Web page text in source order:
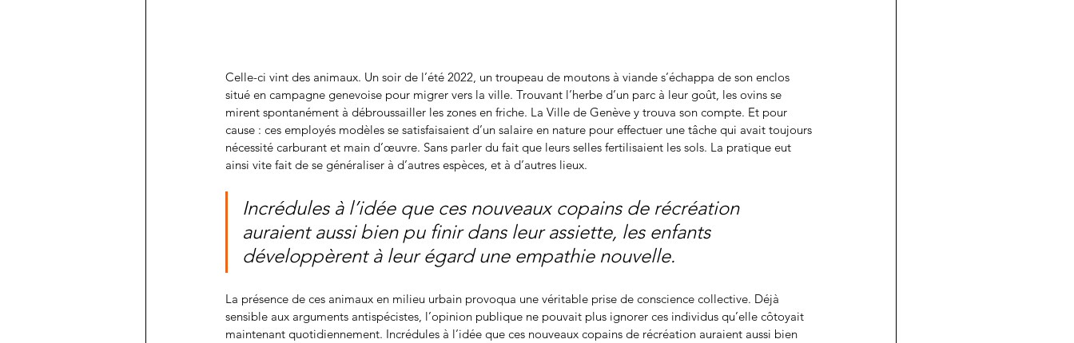
Celle-ci vint des animaux. Un soir de l’été 2022, un troupeau de moutons à viande s’échappa de son enclos
situé en campagne genevoise pour migrer vers la ville. Trouvant l’herbe d’un parc à leur goût, les ovins se
mirent spontanément à débroussailler les zones en friche. La Ville de Genève y trouva son compte. Et pour
cause : ces employés modèles se satisfaisaient d’un salaire en nature pour effectuer une tâche qui avait toujours
nécessité carburant et main d’œuvre. Sans parler du fait que leurs selles fertilisaient les sols. La pratique eut
ainsi vite fait de se généraliser à d’autres espèces, et à d’autres lieux.
Incrédules à l’idée que ces nouveaux copains de récréation
auraient aussi bien pu finir dans leur assiette, les enfants
développèrent à leur égard une empathie nouvelle.
La présence de ces animaux en milieu urbain provoqua une véritable prise de conscience collective. Déjà
sensible aux arguments antispécistes, l’opinion publique ne pouvait plus ignorer ces individus qu’elle côtoyait
maintenant quotidiennement. Incrédules à l’idée que ces nouveaux copains de récréation auraient aussi bien